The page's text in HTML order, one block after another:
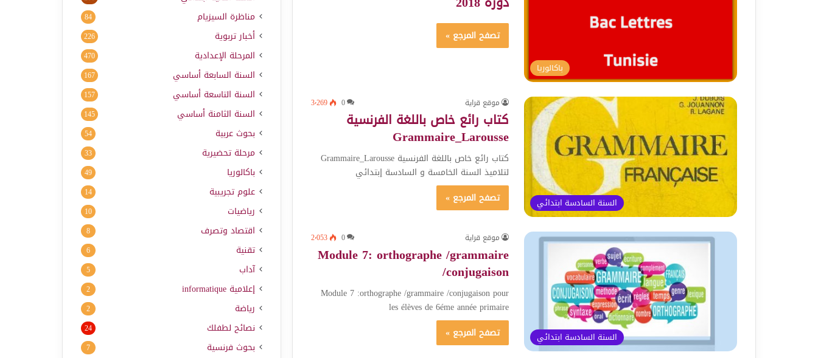
باكالوريا
تصفح المرجع »
السنة السادسة ابتدائي
موقع قراية 0 3٬269
كتاب رائع خاص باللغة الفرنسية
Grammaire_Larousse
كتاب رائع خاص باللغة الفرنسية Grammaire_Larousse
لتلاميذ السنة الخامسة و السادسة إبتدائي
تصفح المرجع »
السنة السادسة ابتدائي
موقع قراية 0 2٬053
Module 7: orthographe /grammaire
/conjugaison
Module 7 :orthographe /grammaire /conjugaison pour
les élèves de 6éme année primaire
تصفح المرجع »
مناظرة السيزيام 84
أخبار تربوية 226
المرحلة الإعدادية 470
السنة السابعة أساسي 167
السنة التاسعة أساسي 157
السنة الثامنة أساسي 145
بحوث عربية 54
مرحلة تحضيرية 33
باكالوريا 49
علوم تجريبية 14
رياضيات 10
اقتصاد وتصرف 8
تقنية 6
آداب 5
إعلامية informatique
2
رياضة 2
نصائح لطفلك 24
بحوث فرنسية 7